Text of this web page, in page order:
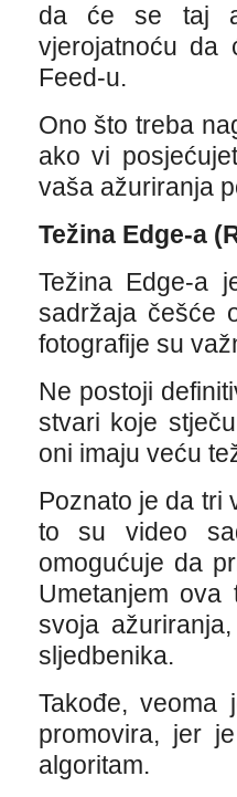
da će se taj
vjerojatnoću
Feed-u.
Ono što treba
ako vi
vaša ažuriranja
Težina Edge-a
Težina Edge-a
sadržaja češće
fotografije su
Ne postoji
stvari koje
oni imaju veću
Poznato je da tri
to su video
omogućuje da
Umetanjem
svoja
sljedbenika.
Takođe, veoma
promovira, jer
algoritam.